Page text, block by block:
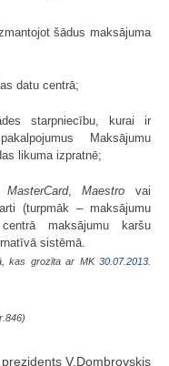
šādus maksājuma
datu centrā;
starpniecību, kurai ir
Maksājumu
likuma izpratnē;
MasterCard,Maestro vai
(turpmāk – maksājumu
maksājumu karšu
sistēmā.
kas grozīta ar MK30.07.2013.
V.Dombrovskis